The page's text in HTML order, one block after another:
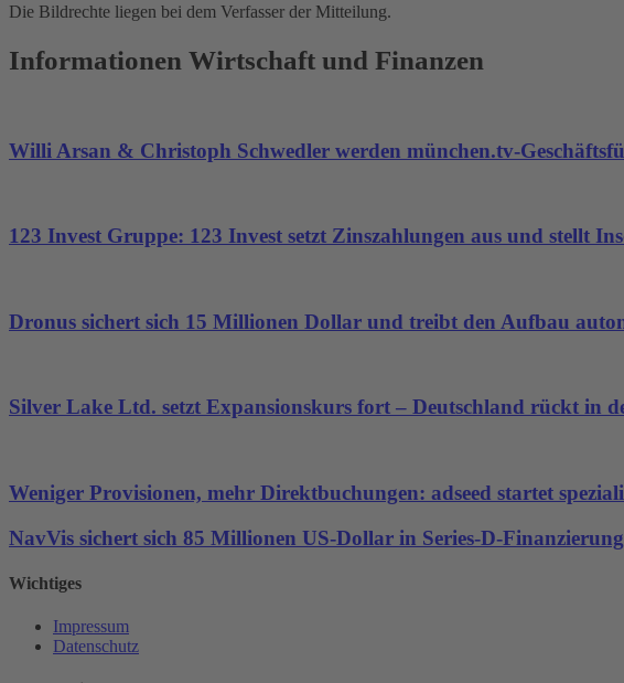
Die Bildrechte liegen bei dem Verfasser der Mitteilung.
Informationen Wirtschaft und Finanzen
Willi Arsan & Christoph Schwedler werden münchen.tv-
123 Invest Gruppe: 123 Invest setzt Zinszahlungen aus und stellt
Dronus sichert sich 15 Millionen Dollar und treibt den Aufbau
Silver Lake Ltd. setzt Expansionskurs fort – Deutschland rückt in
Weniger Provisionen, mehr Direktbuchungen: adseed startet
NavVis sichert sich 85 Millionen US-Dollar in Series-D-
Wichtiges
Impressum
Datenschutz